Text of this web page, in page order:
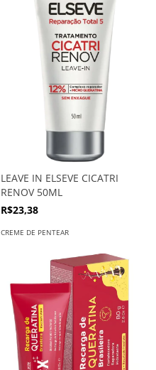
LEAVE IN ELSEVE CICATRI
RENOV 50ML
R$23,38
CREME DE PENTEAR